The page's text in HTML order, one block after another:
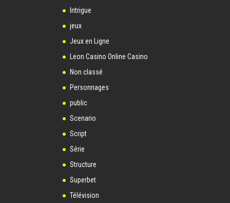
Intrigue
jeux
Jeux en Ligne
Leon Casino Online Casino
Non classé
Personnages
public
Scenario
Script
Série
Structure
Superbet
Télévision